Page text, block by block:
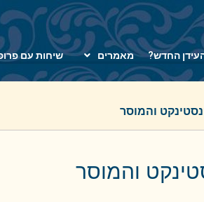
החדש? מאמרים שיחות עם
והמוסר
והמוסר